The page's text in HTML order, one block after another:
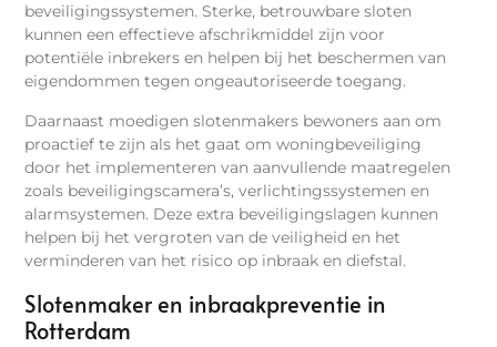
beveiligingssystemen. Sterke, betrouwbare sloten
kunnen een effectieve afschrikmiddel zijn voor
potentiële inbrekers en helpen bij het beschermen van
eigendommen tegen ongeautoriseerde toegang.
Daarnaast moedigen slotenmakers bewoners aan om
proactief te zijn als het gaat om woningbeveiliging
door het implementeren van aanvullende maatregelen
zoals beveiligingscamera’s, verlichtingssystemen en
alarmsystemen. Deze extra beveiligingslagen kunnen
helpen bij het vergroten van de veiligheid en het
verminderen van het risico op inbraak en diefstal.
Slotenmaker en inbraakpreventie in
Rotterdam